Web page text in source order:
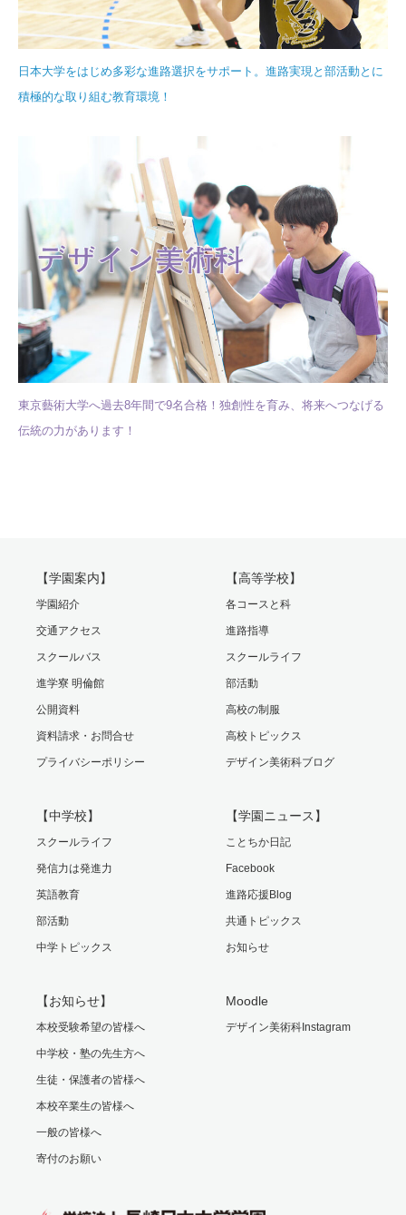
日本大学をはじめ多彩な進路選択をサポート。 進路実現と部活動とに
積極的な取り組む教育環境！
東京藝術大学へ過去8年間で9名合格！ 独創性を育み、将来へつなげる
伝統の力があります！
【学園案内】
学園紹介
交通アクセス
スクールバス
進学寮 明倫館
公開資料
資料請求・お問合せ
プライバシーポリシー
【高等学校】
各コースと科
進路指導
スクールライフ
部活動
高校の制服
高校トピックス
デザイン美術科ブログ
【中学校】
スクールライフ
発信力は発進力
英語教育
部活動
中学トピックス
【学園ニュース】
ことちか日記
Facebook
進路応援Blog
共通トピックス
お知らせ
【お知らせ】
本校受験希望の皆様へ
中学校・塾の先生方へ
生徒・保護者の皆様へ
本校卒業生の皆様へ
一般の皆様へ
寄付のお願い
Moodle
デザイン美術科Instagram